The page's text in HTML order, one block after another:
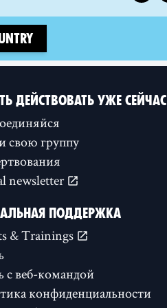
ДЕЙСТВОВАТЬ УЖЕ СЕЙЧАС
свою группу
newsletter
ПОДДЕРЖКА
& Trainings
с веб-командой
конфиденциальности